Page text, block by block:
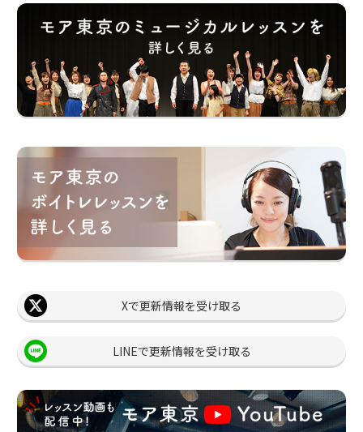
Xで更新情報を受け取る
LINEで更新情報を受け取る